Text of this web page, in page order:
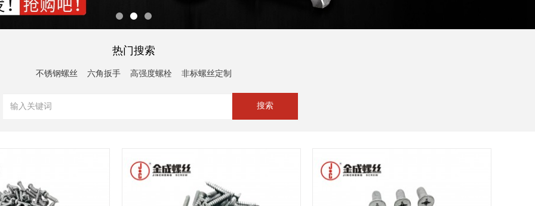
1 2
热门搜索
不锈钢螺丝 六角扳手 高强度螺栓 非标螺丝定制